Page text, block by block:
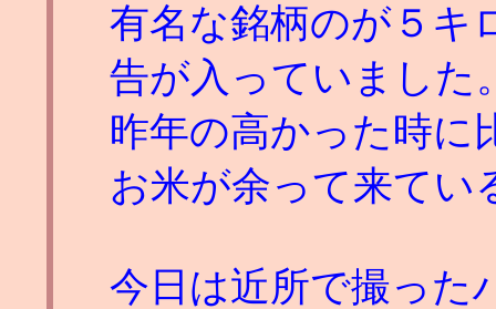
有名な銘柄のが５キ
告が入っていました
昨年の高かった時に
お米が余って来てい
今日は近所で撮った